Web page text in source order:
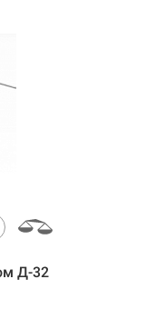
Д-32